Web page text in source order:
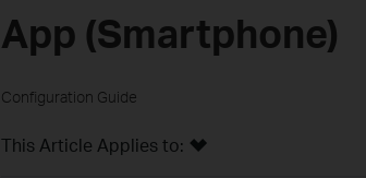
App (Smartphone)
Configuration Guide
This Article Applies to: